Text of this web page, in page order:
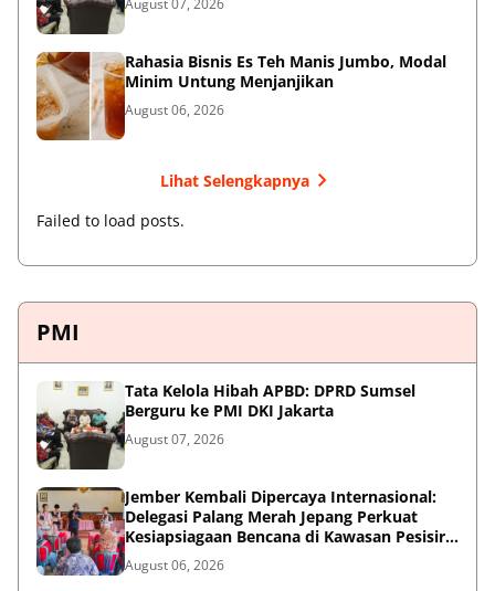
August 07, 2026
Rahasia Bisnis Es Teh Manis Jumbo, Modal
Minim Untung Menjanjikan
August 06, 2026
Lihat Selengkapnya
Failed to load posts.
PMI
Tata Kelola Hibah APBD: DPRD Sumsel
Berguru ke PMI DKI Jakarta
August 07, 2026
Jember Kembali Dipercaya Internasional:
Delegasi Palang Merah Jepang Perkuat
Kesiapsiagaan Bencana di Kawasan Pesisir
dan Sekolah
August 06, 2026